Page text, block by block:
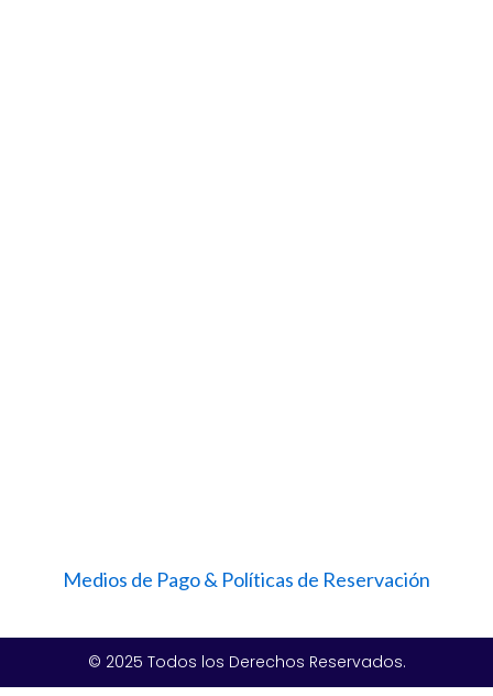
Medios de Pago & Políticas de Reservación
© 2025 Todos los Derechos Reservados.